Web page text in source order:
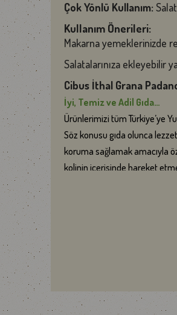
Çok Yönlü Kullanım:
Kullanım Önerileri:
Makarna yemeklerinizde
Salatalarınıza ekleyebilir
Cibus İthal Grana Padano
İyi, Temiz ve Adil Gıda…
Ürünlerimizi tüm Türkiye’ye
Söz konusu gıda olunca
koruma sağlamak amacıyla
kolinin içerisinde hareket
NOT : Kargo şirketimiz